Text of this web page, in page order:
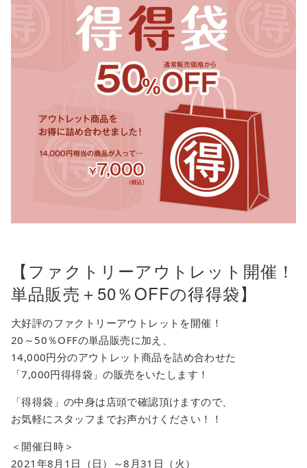
【ファクトリーアウトレット開催！
単品販売＋50％OFFの得得袋】
大好評のファクトリーアウトレットを開催！
20～50％OFFの単品販売に加え、
14,000円分のアウトレット商品を詰め合わせた
「7,000円得得袋」の販売をいたします！
「得得袋」の中身は店頭で確認頂けますので、
お気軽にスタッフまでお声かけください！！
＜開催日時＞
2021年8月1日（日）～8月31日（火）